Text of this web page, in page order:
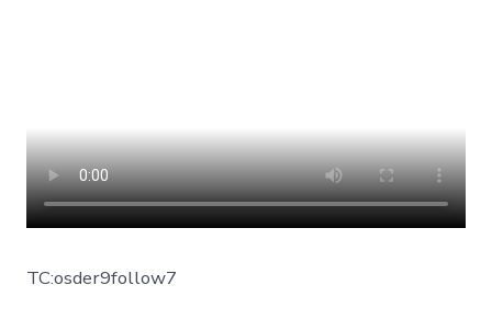
TC:osder9follow7